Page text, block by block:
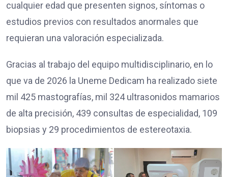
cualquier edad que presenten signos, síntomas o
estudios previos con resultados anormales que
requieran una valoración especializada.
Gracias al trabajo del equipo multidisciplinario, en lo
que va de 2026 la Uneme Dedicam ha realizado siete
mil 425 mastografías, mil 324 ultrasonidos mamarios
de alta precisión, 439 consultas de especialidad, 109
biopsias y 29 procedimientos de estereotaxia.